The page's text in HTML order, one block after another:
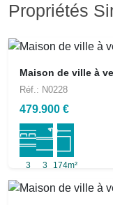
Propriétés
Maison de ville à
Réf.: N0228
479.900 €
3 3 174m²